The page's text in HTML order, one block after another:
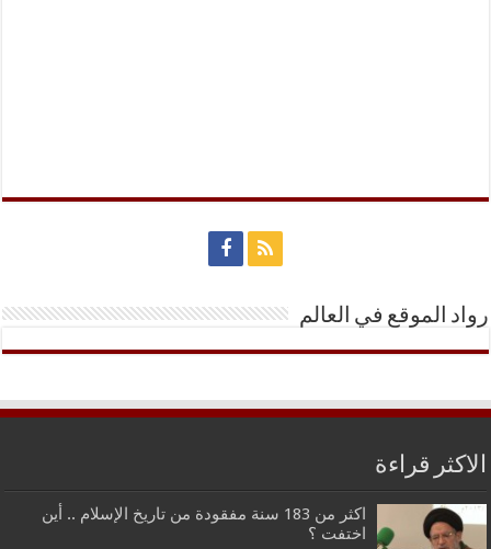
رواد الموقع في العالم
الاكثر قراءة
اكثر من 183 سنة مفقودة من تاريخ الإسلام .. أين
اختفت ؟